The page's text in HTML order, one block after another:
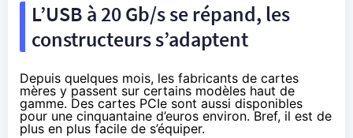
L’USB à 20 Gb/s se répand, les
constructeurs s’adaptent
Depuis quelques mois, les fabricants de cartes
mères y passent sur certains modèles haut de
gamme. Des cartes PCIe sont aussi disponibles
pour une cinquantaine d’euros environ. Bref, il est de
plus en plus facile de s’équiper.